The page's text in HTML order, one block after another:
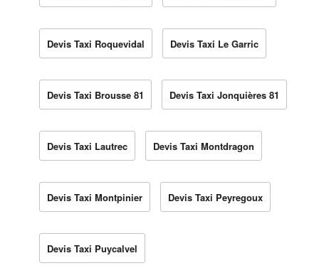
Devis Taxi Roquevidal Devis Taxi Le Garric
Devis Taxi Brousse 81 Devis Taxi Jonquières 81
Devis Taxi Lautrec Devis Taxi Montdragon
Devis Taxi Montpinier Devis Taxi Peyregoux
Devis Taxi Puycalvel